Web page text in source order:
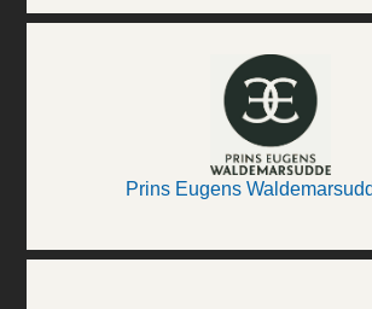
Prins Eugens